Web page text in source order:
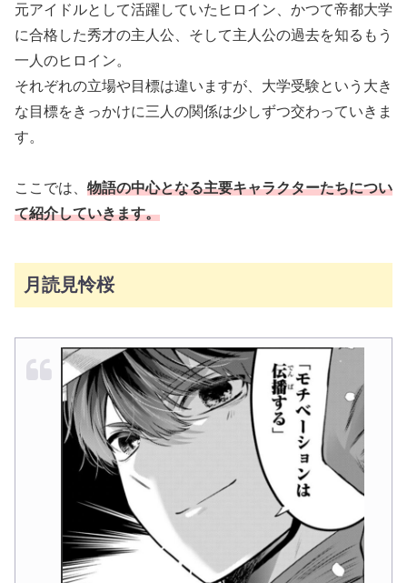
元アイドルとして活躍していたヒロイン、かつて帝都大学
に合格した秀才の主人公、そして主人公の過去を知るもう
一人のヒロイン。
それぞれの立場や目標は違いますが、大学受験という大き
な目標をきっかけに三人の関係は少しずつ交わっていきま
す。
ここでは、 物語の中心となる主要キャラクターたちについ
て紹介していきます。
月読見怜桜